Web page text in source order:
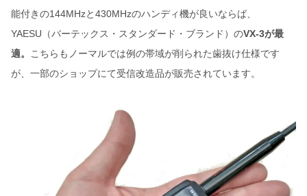
能付きの144MHzと430MHzのハンディ機が良いならば、
YAESU（バーテックス・スタンダード・ブランド）のVX-3が最
適。
こちらもノーマルでは例の帯域が削られた歯抜け仕様です
が、一部のショップにて受信改造品が販売されています。